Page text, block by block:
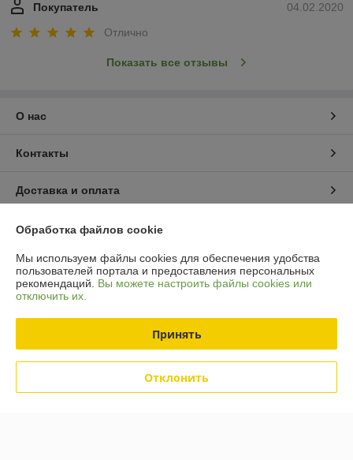
04.02.2020
Покупатель
Отлично
Показать все отзывы
О нас
Контакты
Доставка и оплата
График работы
Полная версия сайта
Политика обработки cookies
Сайт создан на платформе Deal.by
Обработка файлов cookie
Мы используем файлы cookies для обеспечения удобства
пользователей портала и предоставления персональных
рекомендаций. Вы можете настроить файлы cookies или
отключить их.
Принять
Отклонить